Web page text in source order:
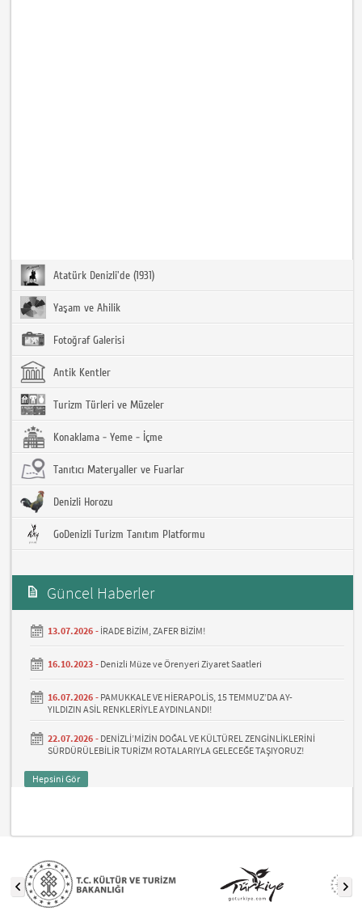
Atatürk Denizli'de (1931)
Yaşam ve Ahilik
Fotoğraf Galerisi
Antik Kentler
Turizm Türleri ve Müzeler
Konaklama - Yeme - İçme
Tanıtıcı Materyaller ve Fuarlar
Denizli Horozu
GoDenizli Turizm Tanıtım Platformu
Güncel Haberler
13.07.2026 - İRADE BİZİM, ZAFER BİZİM!
16.10.2023 - Denizli Müze ve Örenyeri Ziyaret Saatleri
16.07.2026 - PAMUKKALE VE HİERAPOLİS, 15 TEMMUZ’DA AY-
YILDIZIN ASİL RENKLERİYLE AYDINLANDI!
22.07.2026 - DENİZLİ’MİZİN DOĞAL VE KÜLTÜREL ZENGİNLİKLERİNİ
SÜRDÜRÜLEBİLİR TURİZM ROTALARIYLA GELECEĞE TAŞIYORUZ!
Hepsini Gör